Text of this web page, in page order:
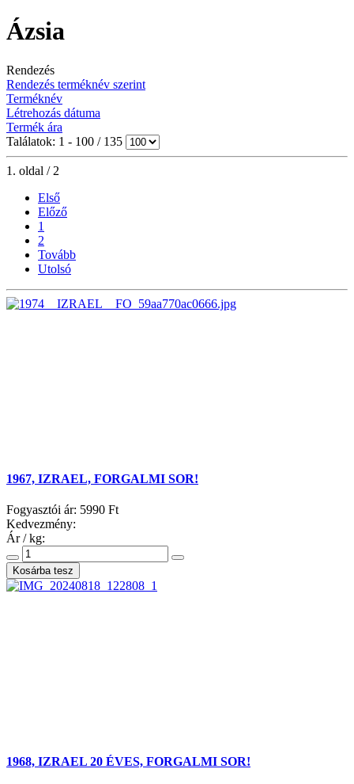
Ázsia
Rendezés
Rendezés terméknév szerint
Terméknév
Létrehozás dátuma
Termék ára
Találatok: 1 - 100 / 135
1. oldal / 2
Első
Előző
1
2
Tovább
Utolsó
1967, IZRAEL, FORGALMI SOR!
Fogyasztói ár: 5990 Ft
Kedvezmény:
Ár / kg:
1968, IZRAEL 20 ÉVES, FORGALMI SOR!